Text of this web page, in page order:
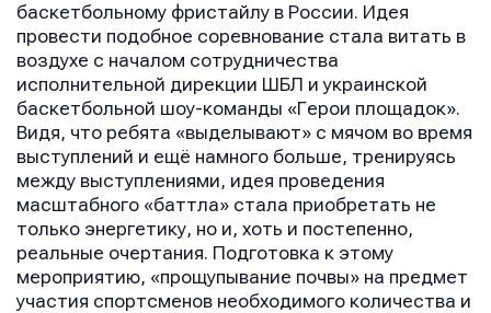
баскетбольному фристайлу в России. Идея
провести подобное соревнование стала витать в
воздухе с началом сотрудничества
исполнительной дирекции ШБЛ и украинской
баскетбольной шоу-команды «Герои площадок».
Видя, что ребята «выделывают» с мячом во время
выступлений и ещё намного больше, тренируясь
между выступлениями, идея проведения
масштабного «баттла» стала приобретать не
только энергетику, но и, хоть и постепенно,
реальные очертания. Подготовка к этому
мероприятию, «прощупывание почвы» на предмет
участия спортсменов необходимого количества и